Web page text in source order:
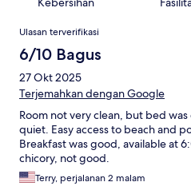
Ulasan
Ulasan terverifikasi
6/10 Bagus
27 Okt 2025
Terjemahkan dengan Google
Room not very clean, but bed
quiet. Easy access to beach and
Breakfast was good, available at
chicory, not good.
Terry, perjalanan 2 malam